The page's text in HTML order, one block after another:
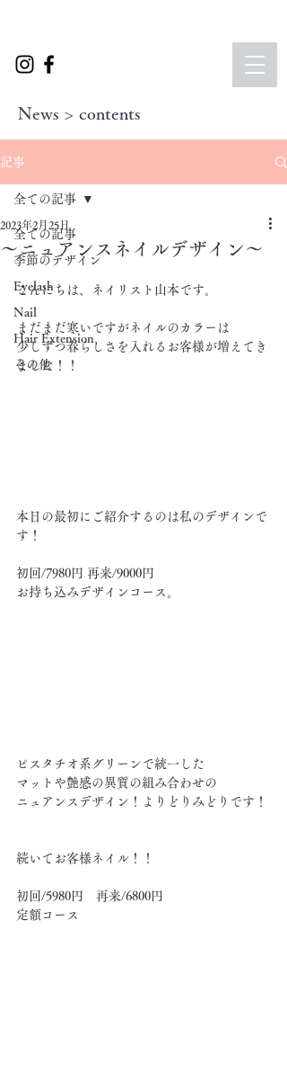
News > contents
記事
全ての記事
季節のデザイン
Eyelash
Nail
Hair Extension
その他
全ての記事
〜ニュアンスネイルデザイン〜
2023年2月25日
こんにちは、ネイリスト山本です。
まだまだ寒いですがネイルのカラーは
少しずつ春らしさを入れるお客様が増えてき
ました！！
本日の最初にご紹介するのは私のデザインで
す！
初回/7980円 再来/9000円
お持ち込みデザインコース。
ピスタチオ系グリーンで統一した
マットや艶感の異質の組み合わせの
ニュアンスデザイン！よりどりみどりです！
続いてお客様ネイル！！
初回/5980円　再来/6800円
定額コース